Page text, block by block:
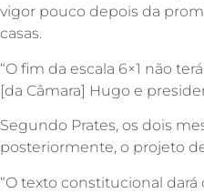
vigor pouco depois da
casas.
“O fim da escala 6×1 não
[da Câmara] Hugo e
Segundo Prates, os dois
posteriormente, o projeto
“O texto constitucional